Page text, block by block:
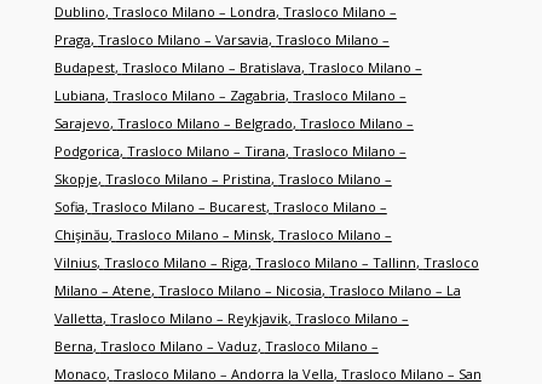
Dublino, Trasloco Milano – Londra, Trasloco Milano –
Praga, Trasloco Milano – Varsavia, Trasloco Milano –
Budapest, Trasloco Milano – Bratislava, Trasloco Milano –
Lubiana, Trasloco Milano – Zagabria, Trasloco Milano –
Sarajevo, Trasloco Milano – Belgrado, Trasloco Milano –
Podgorica, Trasloco Milano – Tirana, Trasloco Milano –
Skopje, Trasloco Milano – Pristina, Trasloco Milano –
Sofia, Trasloco Milano – Bucarest, Trasloco Milano –
Chişinău, Trasloco Milano – Minsk, Trasloco Milano –
Vilnius, Trasloco Milano – Riga, Trasloco Milano – Tallinn, Trasloco
Milano – Atene, Trasloco Milano – Nicosia, Trasloco Milano – La
Valletta, Trasloco Milano – Reykjavik, Trasloco Milano –
Berna, Trasloco Milano – Vaduz, Trasloco Milano –
Monaco, Trasloco Milano – Andorra la Vella, Trasloco Milano – San